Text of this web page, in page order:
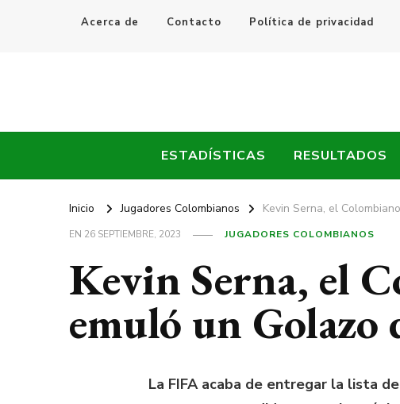
Acerca de Contacto Política de privacidad
Every Fútbol
ESTADÍSTICAS RESULTADOS
Inicio Jugadores Colombianos Kevin Serna, el
EN 26 SEPTIEMBRE, 2023 JUGADORES COLOMBIANOS
Kevin Serna, el
emuló un Golazo
La FIFA acaba de entregar la lista